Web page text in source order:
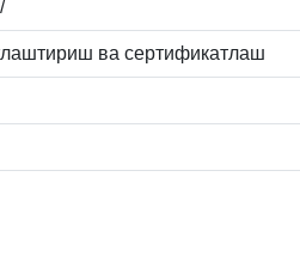
ва сертификатлаш